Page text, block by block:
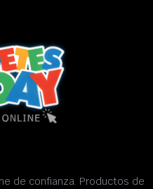
de confianza. Productos de